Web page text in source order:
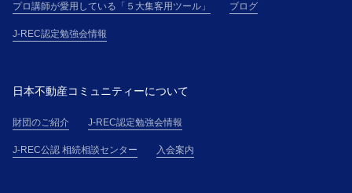
プロ講師が愛用している「５大集客用ツール」 ブログ
J-REC認定勉強会情報
日本不動産コミュニティーについて
財団のご紹介 J-REC認定勉強会情報
J-REC公認 相続相談センター 入会案内